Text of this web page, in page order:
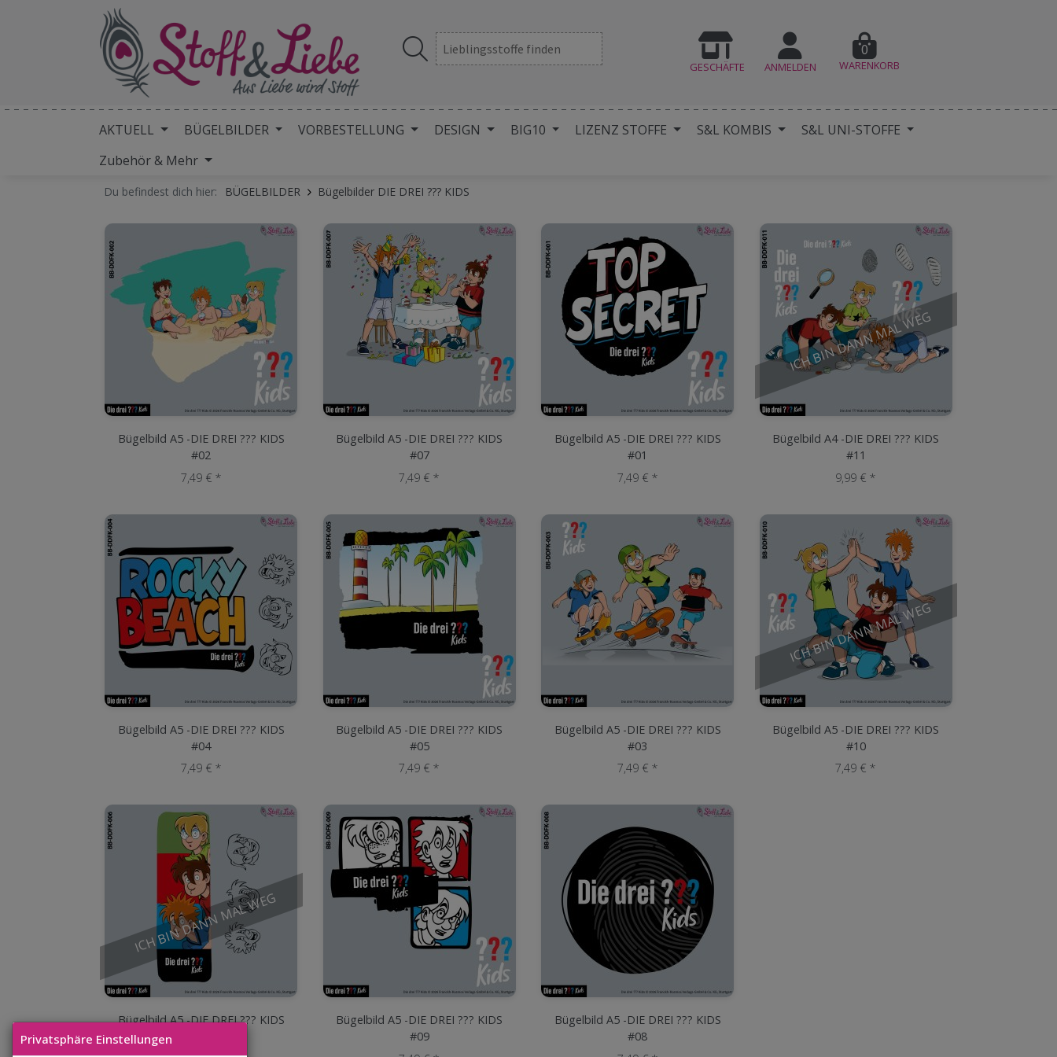
Privatsphäre Einstellungen
GESCHÄFTE ANMELDEN
0
WARENKORB
AKTUELL BÜGELBILDER VORBESTELLUNG DESIGN BIG10 LIZENZ STOFFE S&L KOMBIS
S&L UNI-STOFFE
Zubehör & Mehr
Du befindest dich hier: BÜGELBILDER Bügelbilder DIE DREI ??? KIDS
Bügelbild A5 -DIE DREI ??? KIDS
#02
7,49 € *
Bügelbild A5 -DIE DREI ??? KIDS
#07
7,49 € *
Bügelbild A5 -DIE DREI ??? KIDS
#01
7,49 € *
ICH BIN DANN MAL WEG
Bügelbild A4 -DIE DREI ??? KIDS
#11
9,99 € *
Bügelbild A5 -DIE DREI ??? KIDS
#04
7,49 € *
Bügelbild A5 -DIE DREI ??? KIDS
#05
7,49 € *
Bügelbild A5 -DIE DREI ??? KIDS
#03
7,49 € *
ICH BIN DANN MAL WEG
Bügelbild A5 -DIE DREI ??? KIDS
#10
7,49 € *
ICH BIN DANN MAL WEG
Bügelbild A5 -DIE DREI ??? KIDS
Bügelbild A5 -DIE DREI ??? KIDS
#09
Bügelbild A5 -DIE DREI ??? KIDS
#08